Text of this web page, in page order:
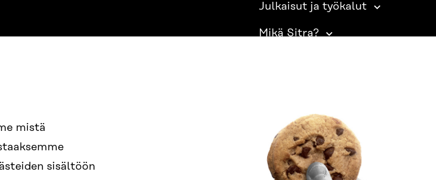
mistä
sisältöön
Julkaisut ja työkalut
Mikä Sitra?
SITRA SOSIAALISESSA MEDIASSA